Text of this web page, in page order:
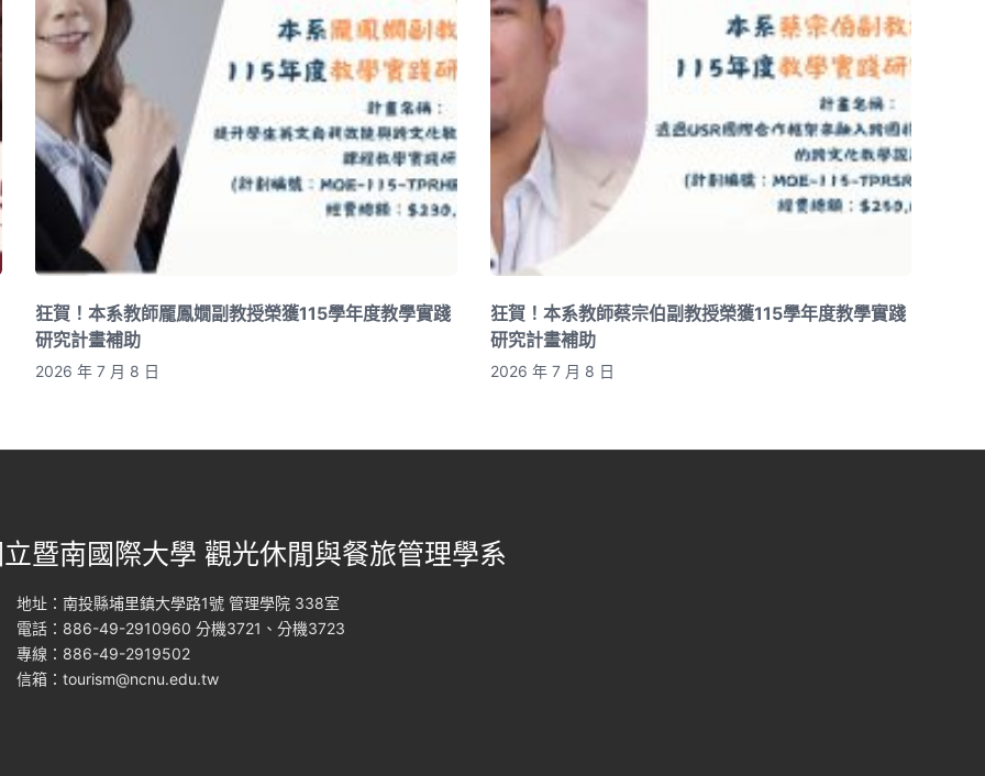
狂賀！本系教師龎鳳嫺副教授榮獲115學年度教學實踐
研究計畫補助
2026 年 7 月 8 日
狂賀！本系教師蔡宗伯副教授榮獲115學年度教學實踐
研究計畫補助
2026 年 7 月 8 日
暨南國際大學 觀光休閒與餐旅管理學系
地址：南投縣埔里鎮大學路1號 管理學院 338室
電話：886-49-2910960 分機3721、分機3723
專線：886-49-2919502
信箱： tourism@ncnu.edu.tw